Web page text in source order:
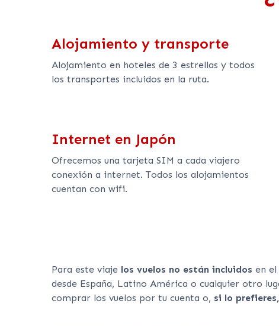
Alojamiento y transporte
Alojamiento en hoteles de 3 estrellas y todos
los transportes incluidos en la ruta.
Internet en Japón
Ofrecemos una tarjeta SIM a cada viajero
conexión a internet. Todos los alojamientos
cuentan con wifi.
Para este viaje los vuelos no están incluidos en
desde España, Latino América o cualquier otro
comprar los vuelos por tu cuenta o, si lo